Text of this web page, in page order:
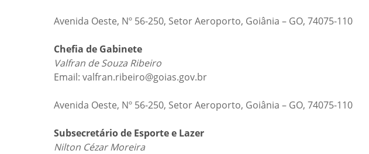
Avenida Oeste, Nº 56-250, Setor Aeroporto, Goiânia – GO, 74075-110
Chefia de Gabinete
Valfran de Souza Ribeiro
Email: valfran.ribeiro@goias.gov.br
Avenida Oeste, Nº 56-250, Setor Aeroporto, Goiânia – GO, 74075-110
Subsecretário de Esporte e Lazer
Nilton Cézar Moreira